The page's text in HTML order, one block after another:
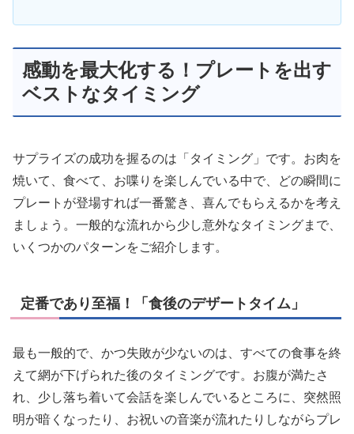
感動を最大化する！プレートを出す
ベストなタイミング
サプライズの成功を握るのは「タイミング」です。お肉を
焼いて、食べて、お喋りを楽しんでいる中で、どの瞬間に
プレートが登場すれば一番驚き、喜んでもらえるかを考え
ましょう。一般的な流れから少し意外なタイミングまで、
いくつかのパターンをご紹介します。
定番であり至福！「食後のデザートタイム」
最も一般的で、かつ失敗が少ないのは、すべての食事を終
えて網が下げられた後のタイミングです。お腹が満たさ
れ、少し落ち着いて会話を楽しんでいるところに、突然照
明が暗くなったり、お祝いの音楽が流れたりしながらプレ